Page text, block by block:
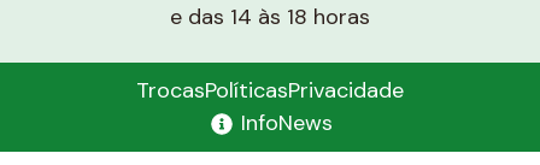
e das 14 às 18 horas
TrocasPolíticasPrivacidade
InfoNews